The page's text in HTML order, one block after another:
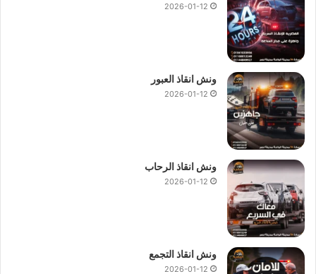
2026-01-12
ونش انقاذ العبور
2026-01-12
ونش انقاذ الرحاب
2026-01-12
ونش انقاذ التجمع
2026-01-12